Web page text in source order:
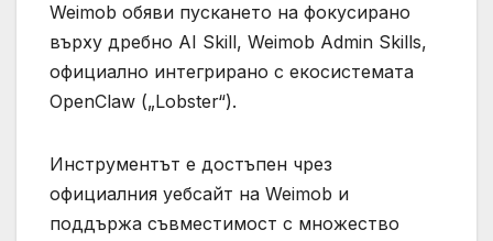
Weimob обяви пускането на фокусирано
върху дребно AI Skill, Weimob Admin Skills,
официално интегрирано с екосистемата
OpenClaw („Lobster“).
Инструментът е достъпен чрез
официалния уебсайт на Weimob и
поддържа съвместимост с множество